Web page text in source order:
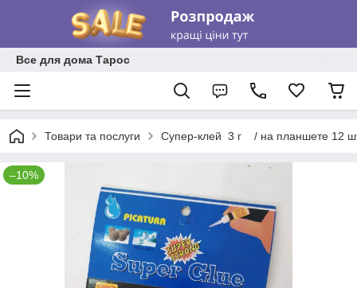
Все для дома Тарос
Товари та послуги Супер-клей 3 г / на планшете 12
–10%